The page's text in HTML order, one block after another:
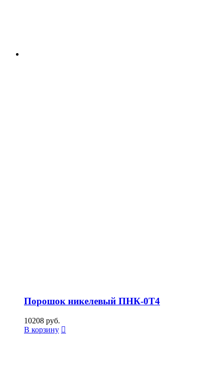
Порошок никелевый ПНК-0Т4
10208 руб.
В корзину